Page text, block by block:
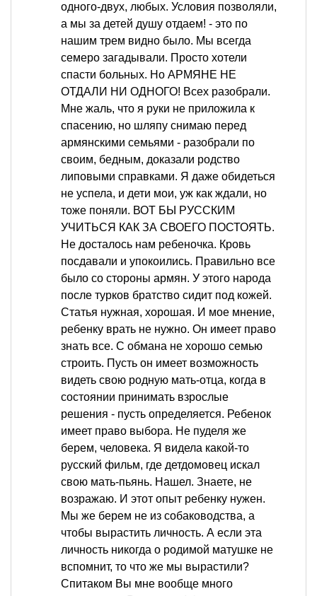
одного-двух, любых. Условия позволяли,
а мы за детей душу отдаем! - это по
нашим трем видно было. Мы всегда
семеро загадывали. Просто хотели
спасти больных. Но АРМЯНЕ НЕ
ОТДАЛИ НИ ОДНОГО! Всех разобрали.
Мне жаль, что я руки не приложила к
спасению, но шляпу снимаю перед
армянскими семьями - разобрали по
своим, бедным, доказали родство
липовыми справками. Я даже обидеться
не успела, и дети мои, уж как ждали, но
тоже поняли. ВОТ БЫ РУССКИМ
УЧИТЬСЯ КАК ЗА СВОЕГО ПОСТОЯТЬ.
Не досталось нам ребеночка. Кровь
посдавали и упокоились. Правильно все
было со стороны армян. У этого народа
после турков братство сидит под кожей.
Статья нужная, хорошая. И мое мнение,
ребенку врать не нужно. Он имеет право
знать все. С обмана не хорошо семью
строить. Пусть он имеет возможность
видеть свою родную мать-отца, когда в
состоянии принимать взрослые
решения - пусть определяется. Ребенок
имеет право выбора. Не пуделя же
берем, человека. Я видела какой-то
русский фильм, где детдомовец искал
свою мать-пьянь. Нашел. Знаете, не
возражаю. И этот опыт ребенку нужен.
Мы же берем не из собаководства, а
чтобы вырастить личность. А если эта
личность никогда о родимой матушке не
вспомнит, то что же мы вырастили?
Спитаком Вы мне вообще много